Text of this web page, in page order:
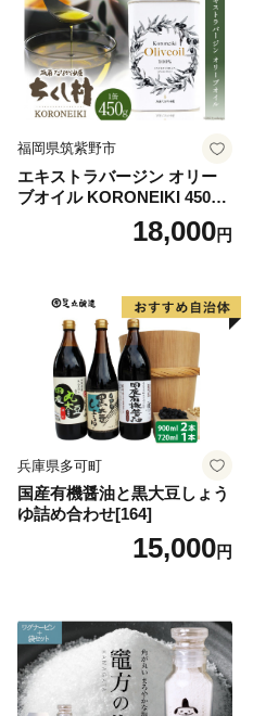
福岡県筑紫野市
エキストラバージン オリー
ブオイル KORONEIKI 450g
[筑前たなか油屋 福岡県 筑紫
野市 21760403] 油 食用油 オ
18,000円
兵庫県多可町
国産有機醤油と黒大豆しょう
ゆ詰め合わせ[164]
15,000円